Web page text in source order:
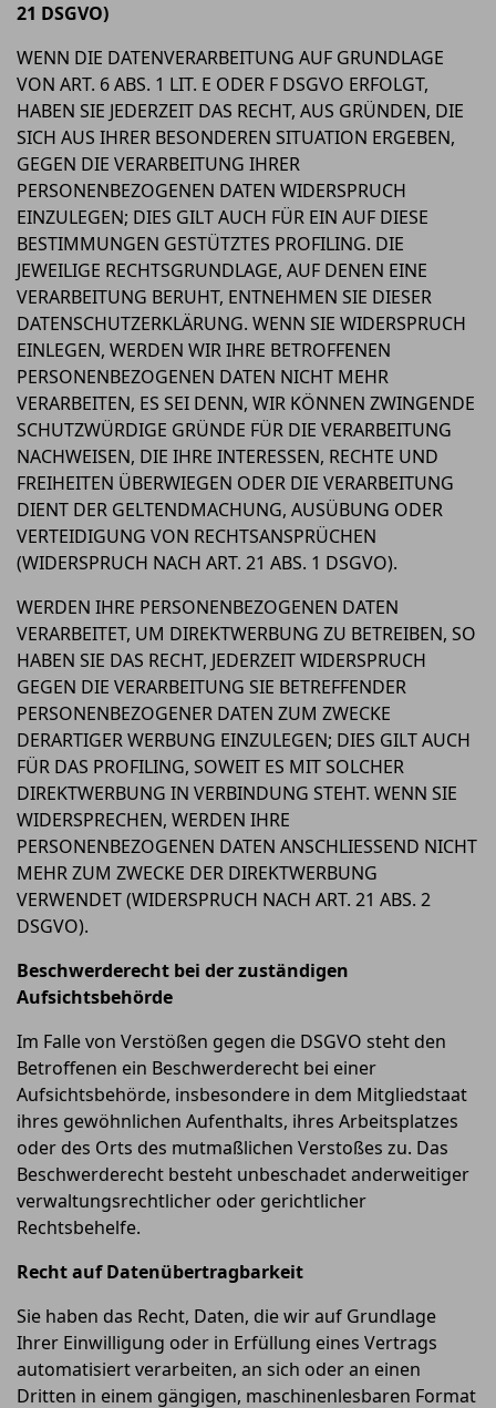
21 DSGVO)
WENN DIE DATENVERARBEITUNG AUF GRUNDLAGE
VON ART. 6 ABS. 1 LIT. E ODER F DSGVO ERFOLGT,
HABEN SIE JEDERZEIT DAS RECHT, AUS GRÜNDEN, DIE
SICH AUS IHRER BESONDEREN SITUATION ERGEBEN,
GEGEN DIE VERARBEITUNG IHRER
PERSONENBEZOGENEN DATEN WIDERSPRUCH
EINZULEGEN; DIES GILT AUCH FÜR EIN AUF DIESE
BESTIMMUNGEN GESTÜTZTES PROFILING. DIE
JEWEILIGE RECHTSGRUNDLAGE, AUF DENEN EINE
VERARBEITUNG BERUHT, ENTNEHMEN SIE DIESER
DATENSCHUTZERKLÄRUNG. WENN SIE WIDERSPRUCH
EINLEGEN, WERDEN WIR IHRE BETROFFENEN
PERSONENBEZOGENEN DATEN NICHT MEHR
VERARBEITEN, ES SEI DENN, WIR KÖNNEN ZWINGENDE
SCHUTZWÜRDIGE GRÜNDE FÜR DIE VERARBEITUNG
NACHWEISEN, DIE IHRE INTERESSEN, RECHTE UND
FREIHEITEN ÜBERWIEGEN ODER DIE VERARBEITUNG
DIENT DER GELTENDMACHUNG, AUSÜBUNG ODER
VERTEIDIGUNG VON RECHTSANSPRÜCHEN
(WIDERSPRUCH NACH ART. 21 ABS. 1 DSGVO).
WERDEN IHRE PERSONENBEZOGENEN DATEN
VERARBEITET, UM DIREKTWERBUNG ZU BETREIBEN, SO
HABEN SIE DAS RECHT, JEDERZEIT WIDERSPRUCH
GEGEN DIE VERARBEITUNG SIE BETREFFENDER
PERSONENBEZOGENER DATEN ZUM ZWECKE
DERARTIGER WERBUNG EINZULEGEN; DIES GILT AUCH
FÜR DAS PROFILING, SOWEIT ES MIT SOLCHER
DIREKTWERBUNG IN VERBINDUNG STEHT. WENN SIE
WIDERSPRECHEN, WERDEN IHRE
PERSONENBEZOGENEN DATEN ANSCHLIESSEND NICHT
MEHR ZUM ZWECKE DER DIREKTWERBUNG
VERWENDET (WIDERSPRUCH NACH ART. 21 ABS. 2
DSGVO).
Beschwerderecht bei der zuständigen
Aufsichtsbehörde
Im Falle von Verstößen gegen die DSGVO steht den
Betroffenen ein Beschwerderecht bei einer
Aufsichtsbehörde, insbesondere in dem Mitgliedstaat
ihres gewöhnlichen Aufenthalts, ihres Arbeitsplatzes
oder des Orts des mutmaßlichen Verstoßes zu. Das
Beschwerderecht besteht unbeschadet anderweitiger
verwaltungsrechtlicher oder gerichtlicher
Rechtsbehelfe.
Recht auf Datenübertragbarkeit
Sie haben das Recht, Daten, die wir auf Grundlage
Ihrer Einwilligung oder in Erfüllung eines Vertrags
automatisiert verarbeiten, an sich oder an einen
Dritten in einem gängigen, maschinenlesbaren Format